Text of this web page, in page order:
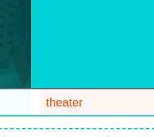
theater